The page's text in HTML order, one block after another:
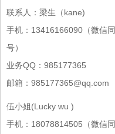
联系人：梁生（kane)
手机：13416166090（微信同
号）
业务QQ：985177365
邮箱：985177365@qq.com
伍小姐(Lucky wu )
手机：18078814505（微信同